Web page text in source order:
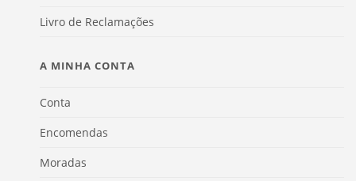
Livro de Reclamações
A MINHA CONTA
Conta
Encomendas
Moradas